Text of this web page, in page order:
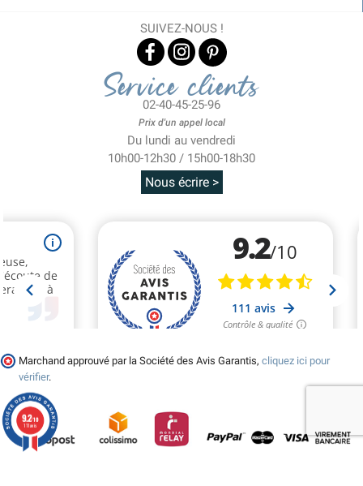
SUIVEZ-NOUS !
Service clients
02-40-45-25-96
Prix d'un appel local
Du lundi au vendredi
10h00-12h30 / 15h00-18h30
Nous écrire >
Marchand approuvé par la Société des Avis Garantis, cliquez ici pour
vérifier.
9.2/10
111 avis